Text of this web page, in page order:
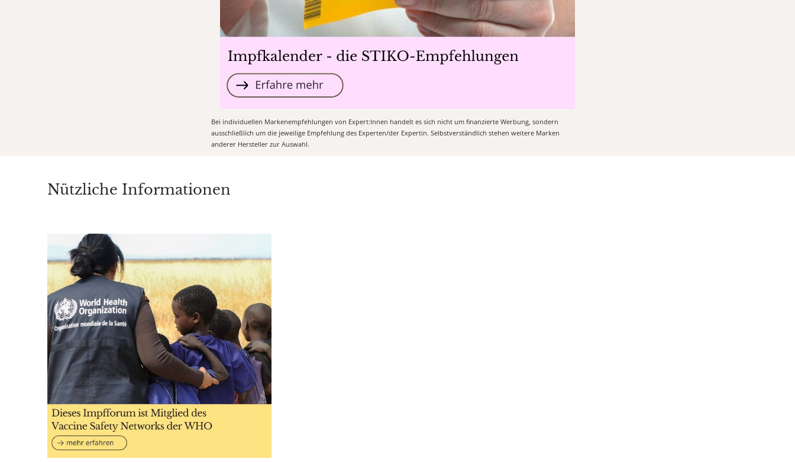
Bei individuellen Markenempfehlungen von Expert:Innen handelt es sich nicht um finanzierte Werbung, sondern
ausschließlich um die jeweilige Empfehlung des Experten/der Expertin. Selbstverständlich stehen weitere Marken
anderer Hersteller zur Auswahl.
Nützliche Informationen